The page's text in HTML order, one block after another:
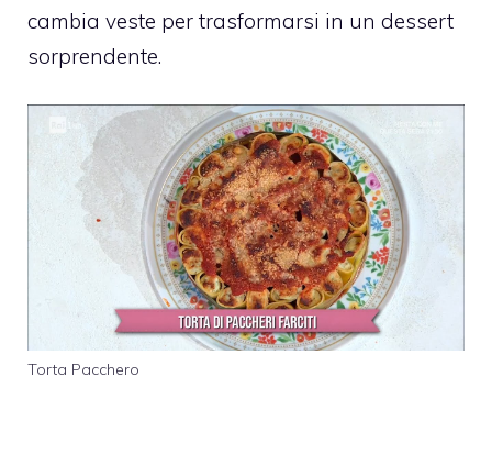
cambia veste per trasformarsi in un dessert
sorprendente.
Torta Pacchero